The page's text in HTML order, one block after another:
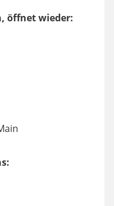
öffnet wieder: